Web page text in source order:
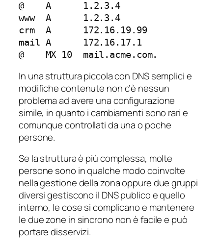
@    A      1.2.3.4
www  A      1.2.3.4
crm  A      172.16.19.99
mail A      172.16.17.1
@    MX 10  mail.acme.com.
In una struttura piccola con DNS semplici e
modifiche contenute non c’è nessun
problema ad avere una configurazione
simile, in quanto i cambiamenti sono rari e
comunque controllati da una o poche
persone.
Se la struttura è più complessa, molte
persone sono in qualche modo coinvolte
nella gestione della zona oppure due gruppi
diversi gestiscono il DNS publico e quello
interno, le cose si complicano e mantenere
le due zone in sincrono non è facile e può
portare disservizi.